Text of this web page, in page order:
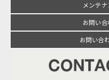
メンテ
お問い
お問い合